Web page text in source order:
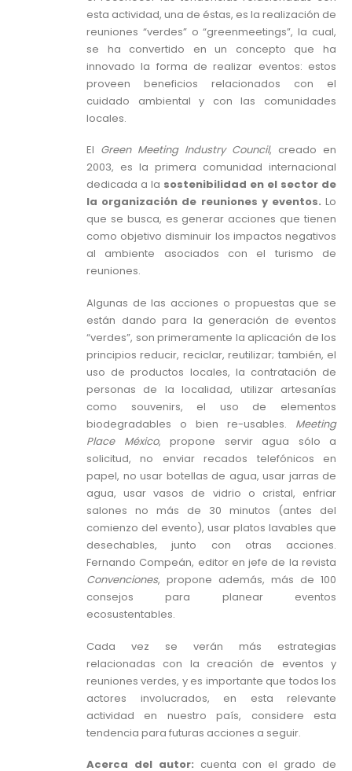
esta actividad, una de éstas, es la realización de
reuniones “verdes” o “greenmeetings”, la cual,
se ha convertido en un concepto que ha
innovado la forma de realizar eventos: estos
proveen beneficios relacionados con el
cuidado ambiental y con las comunidades
locales.
El Green Meeting Industry Council, creado en
2003, es la primera comunidad internacional
dedicada a la sostenibilidad en el sector de
la organización de reuniones y eventos. Lo
que se busca, es generar acciones que tienen
como objetivo disminuir los impactos negativos
al ambiente asociados con el turismo de
reuniones.
Algunas de las acciones o propuestas que se
están dando para la generación de eventos
“verdes”, son primeramente la aplicación de los
principios reducir, reciclar, reutilizar; también, el
uso de productos locales, la contratación de
personas de la localidad, utilizar artesanías
como souvenirs, el uso de elementos
biodegradables o bien re-usables. Meeting
Place México, propone servir agua sólo a
solicitud, no enviar recados telefónicos en
papel, no usar botellas de agua, usar jarras de
agua, usar vasos de vidrio o cristal, enfriar
salones no más de 30 minutos (antes del
comienzo del evento), usar platos lavables que
desechables, junto con otras acciones.
Fernando Compeán, editor en jefe de la revista
Convenciones, propone además, más de 100
consejos para planear eventos
ecosustentables.
Cada vez se verán más estrategias
relacionadas con la creación de eventos y
reuniones verdes, y es importante que todos los
actores involucrados, en esta relevante
actividad en nuestro país, considere esta
tendencia para futuras acciones a seguir.
Acerca del autor: cuenta con el grado de